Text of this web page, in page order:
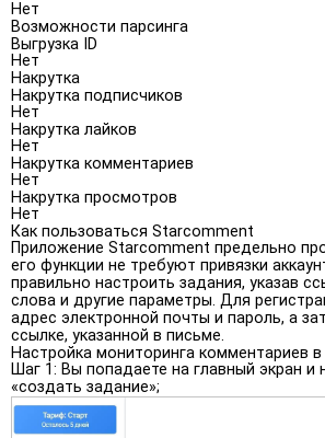
Нет
Возможности парсинга
Выгрузка ID
Нет
Накрутка
Накрутка подписчиков
Нет
Накрутка лайков
Нет
Накрутка комментариев
Нет
Накрутка просмотров
Нет
Как пользоваться Starcomment
Приложение Starcomment предельно
его функции не требуют привязки
правильно настроить задания, указав
слова и другие параметры. Для
адрес электронной почты и пароль, а
ссылке, указанной в письме.
Настройка мониторинга комментариев
Шаг 1: Вы попадаете на главный экран и
«создать задание»;